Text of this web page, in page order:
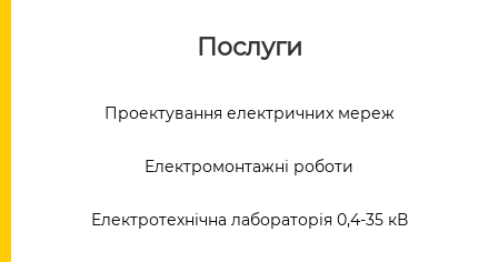
Послуги
Проектування електричних мереж
Електромонтажні роботи
Електротехнічна лабораторія 0,4-35 кВ